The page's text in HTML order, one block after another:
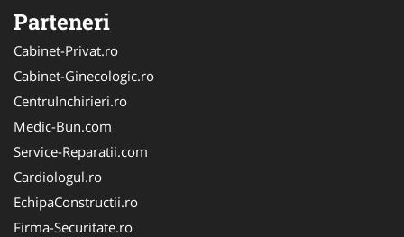
Parteneri
Cabinet-Privat.ro
Cabinet-Ginecologic.ro
CentruInchirieri.ro
Medic-Bun.com
Service-Reparatii.com
Cardiologul.ro
EchipaConstructii.ro
Firma-Securitate.ro